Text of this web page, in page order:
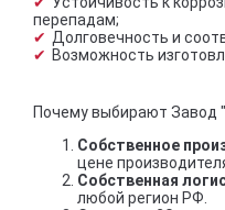
перепадам;
Долговечность и
Возможность
Почему выбирают Завод
Собственное
цене
Собственная
любой регион РФ.